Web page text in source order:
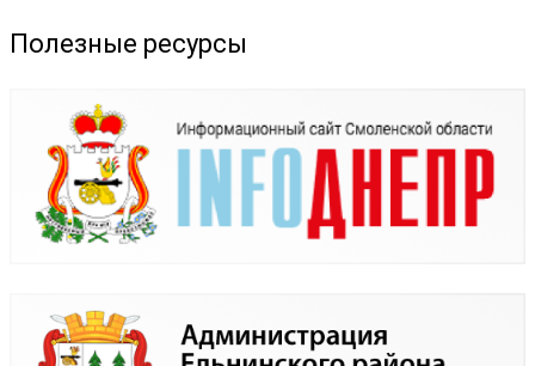
Полезные ресурсы